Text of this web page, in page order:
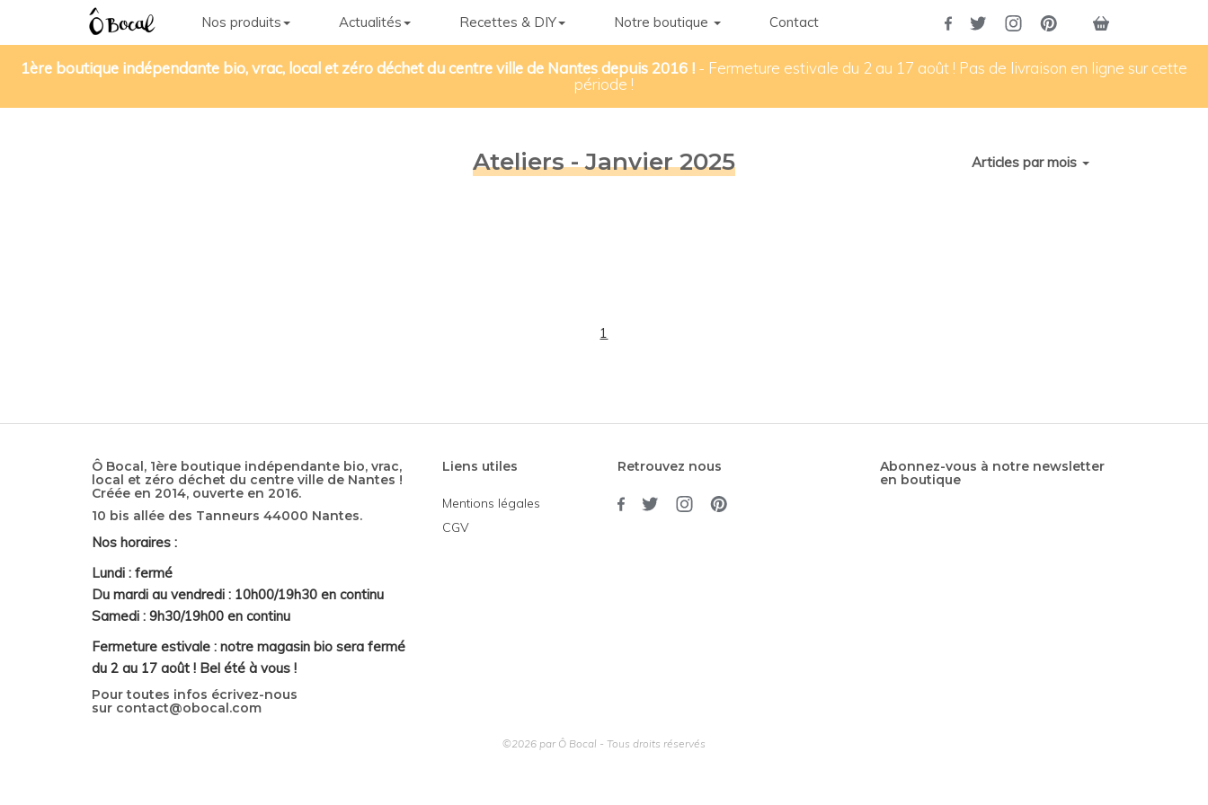
Nos produits Actualités Recettes & DIY Notre boutique Contact
1ère boutique indépendante bio, vrac, local et zéro déchet du centre ville de Nantes depuis 2016 ! - Fermeture estivale du 2 au 17 août ! Pas de livraison en ligne sur cette
période !
Ateliers - Janvier 2025 Articles par mois
1
Ô Bocal, 1ère boutique indépendante bio, vrac,
local et zéro déchet du centre ville de Nantes !
Créée en 2014, ouverte en 2016.
10 bis allée des Tanneurs 44000 Nantes.
Nos horaires :
Lundi : fermé
Du mardi au vendredi : 10h00/19h30 en continu
Samedi : 9h30/19h00 en continu
Fermeture estivale : notre magasin bio sera fermé
du 2 au 17 août ! Bel été à vous !
Pour toutes infos écrivez-nous
sur contact@obocal.com
Liens utiles
Mentions légales
CGV
Retrouvez nous
Abonnez-vous à notre newsletter
en boutique
©2026 par Ô Bocal - Tous droits réservés